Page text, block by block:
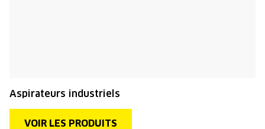
Aspirateurs industriels
VOIR LES PRODUITS